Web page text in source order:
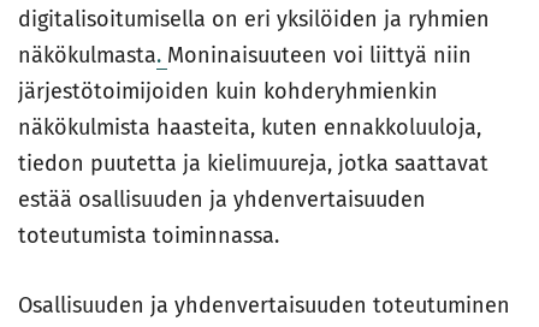
digitalisoitumisella on eri yksilöiden ja ryhmien
näkökulmasta. Moninaisuuteen voi liittyä niin
järjestötoimijoiden kuin kohderyhmienkin
näkökulmista haasteita, kuten ennakkoluuloja,
tiedon puutetta ja kielimuureja, jotka saattavat
estää osallisuuden ja yhdenvertaisuuden
toteutumista toiminnassa.
Osallisuuden ja yhdenvertaisuuden toteutuminen